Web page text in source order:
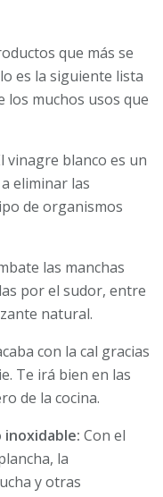
que más se
es la siguiente lista
los muchos usos que
vinagre blanco es un
eliminar las
de organismos
las manchas
por el sudor, entre
natural.
con la cal gracias
Te irá bien en las
de la cocina.
Con el
la
y otras